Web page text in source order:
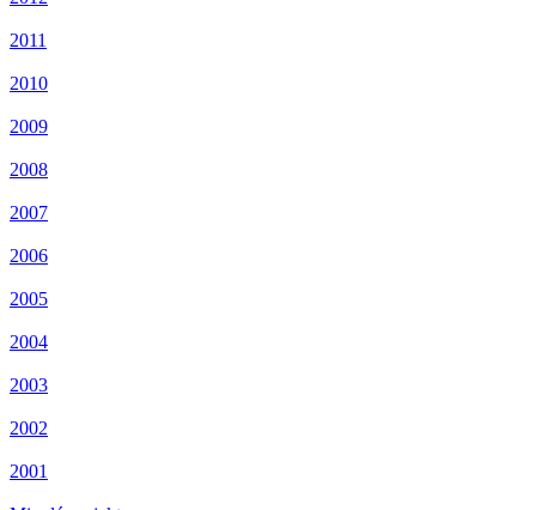
2011
2010
2009
2008
2007
2006
2005
2004
2003
2002
2001